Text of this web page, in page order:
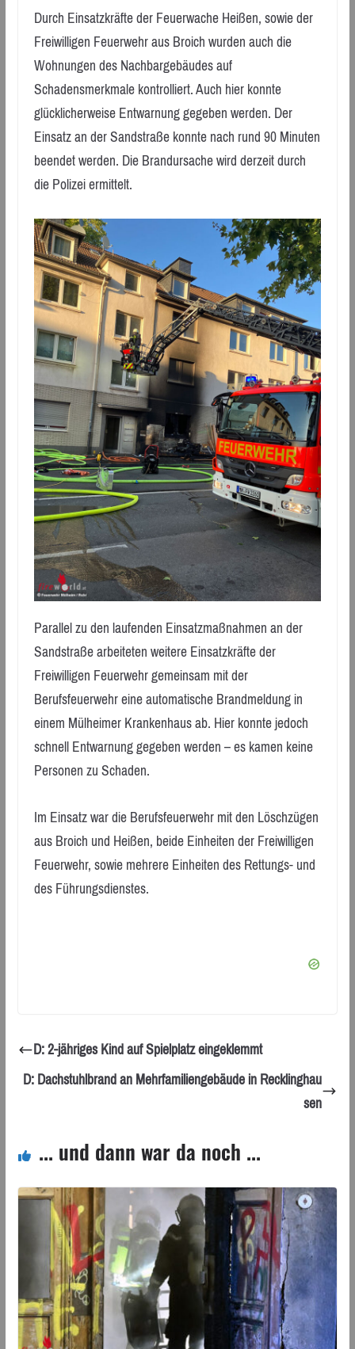
Durch Einsatzkräfte der Feuerwache Heißen, sowie der
Freiwilligen Feuerwehr aus Broich wurden auch die
Wohnungen des Nachbargebäudes auf
Schadensmerkmale kontrolliert. Auch hier konnte
glücklicherweise Entwarnung gegeben werden. Der
Einsatz an der Sandstraße konnte nach rund 90 Minuten
beendet werden. Die Brandursache wird derzeit durch
die Polizei ermittelt.
Parallel zu den laufenden Einsatzmaßnahmen an der
Sandstraße arbeiteten weitere Einsatzkräfte der
Freiwilligen Feuerwehr gemeinsam mit der
Berufsfeuerwehr eine automatische Brandmeldung in
einem Mülheimer Krankenhaus ab. Hier konnte jedoch
schnell Entwarnung gegeben werden – es kamen keine
Personen zu Schaden.
Im Einsatz war die Berufsfeuerwehr mit den Löschzügen
aus Broich und Heißen, beide Einheiten der Freiwilligen
Feuerwehr, sowie mehrere Einheiten des Rettungs- und
des Führungsdienstes.
D: 2-jähriges Kind auf Spielplatz eingeklemmt
D: Dachstuhlbrand an Mehrfamiliengebäude in Recklinghau
sen
... und dann war da noch ...